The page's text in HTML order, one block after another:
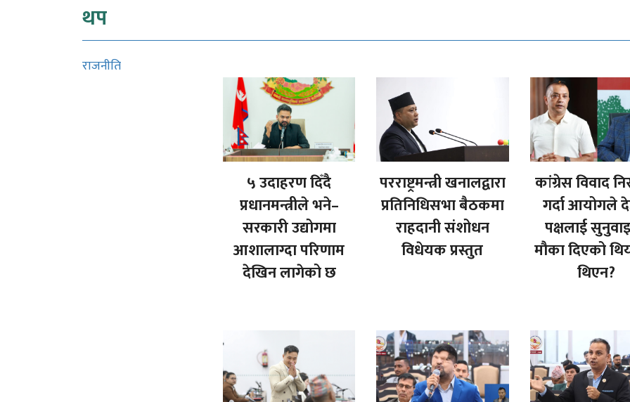
थप
राजनीति
५ उदाहरण दिँदै
प्रधानमन्त्रीले भने–
सरकारी उद्योगमा
आशालाग्दा परिणाम
देखिन लागेको छ
परराष्ट्रमन्त्री खनालद्वारा
प्रतिनिधिसभा बैठकमा
राहदानी संशोधन
विधेयक प्रस्तुत
कांग्रेस विवाद
गर्दा आयोगले
पक्षलाई
मौका दिएको
थिएन?